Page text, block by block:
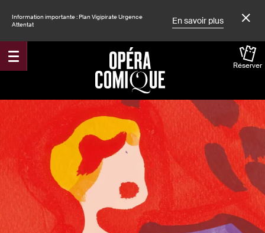
Information importante : Plan Vigipirate Urgence
Attentat
En savoir plus
Réserver
Accueil